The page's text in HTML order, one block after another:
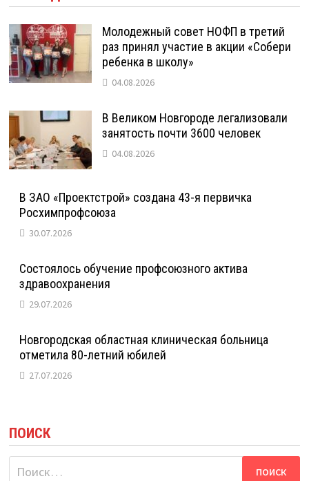
Молодежный совет НОФП в третий
раз принял участие в акции «Собери
ребенка в школу»
04.08.2026
В Великом Новгороде легализовали
занятость почти 3600 человек
04.08.2026
В ЗАО «Проектстрой» создана 43-я первичка
Росхимпрофсоюза
30.07.2026
Состоялось обучение профсоюзного актива
здравоохранения
29.07.2026
Новгородская областная клиническая больница
отметила 80-летний юбилей
27.07.2026
ПОИСК
Найти: